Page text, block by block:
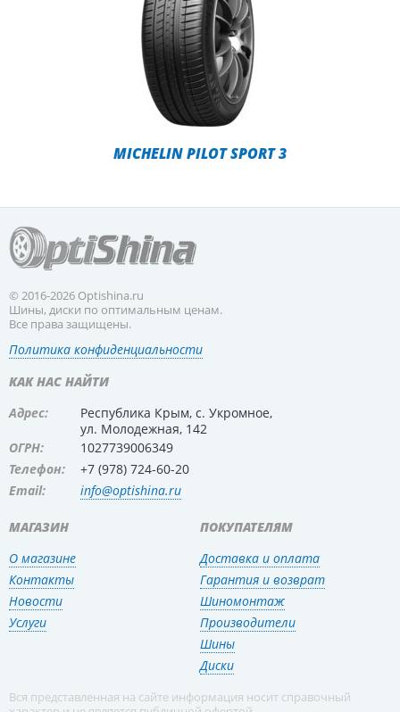
MICHELIN PILOT SPORT 3
МАГАЗИН
О магазине
Контакты
Новости
Услуги
ПОКУПАТЕЛЯМ
Доставка и оплата
Гарантия и возврат
Шиномонтаж
Производители
Шины
Диски
© 2016-2026 Optishina.ru
Шины, диски по оптимальным ценам.
Все права защищены.
Политика конфиденциальности
КАК НАС НАЙТИ
Адрес:
Республика Крым, с. Укромное,
ул. Молодежная, 142
ОГРН:
1027739006349
Телефон:
+7 (978) 724-60-20
Email:
info@optishina.ru
Вся представленная на сайте информация носит справочный